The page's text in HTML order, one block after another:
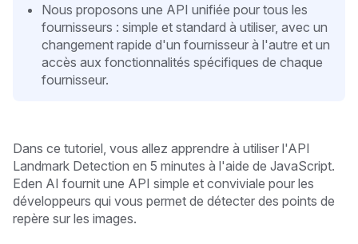
Nous proposons une API unifiée pour tous les
fournisseurs : simple et standard à utiliser, avec un
changement rapide d'un fournisseur à l'autre et un
accès aux fonctionnalités spécifiques de chaque
fournisseur.
Dans ce tutoriel, vous allez apprendre à utiliser l'API
Landmark Detection en 5 minutes à l'aide de JavaScript.
Eden AI fournit une API simple et conviviale pour les
développeurs qui vous permet de détecter des points de
repère sur les images.